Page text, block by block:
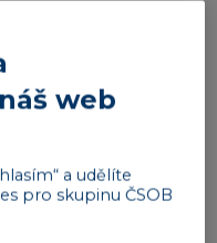
stále více
a klimatu,“
Firemního
vyjadřují
web
a udělíte
pro skupinu ČSOB